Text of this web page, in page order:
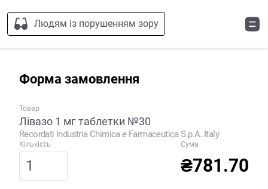
Людям із порушенням зору
Форма замовлення
Товар
Лівазо 1 мг таблетки №30
Recordati Industria Chimica e Farmaceutica S.p.A..Italy
Кількість Сума
₴781.70